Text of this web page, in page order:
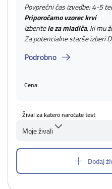
Povprečni čas izvedbe: 4-5
Priporočamo vzorec krvi
Izberitele za mladiča, ki mu
Za potencialne starše izberi
Podrobno
Cena:
Žival za katero naročate test
Moje živali
Dodaj